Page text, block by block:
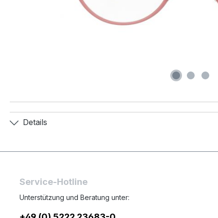
Details
Service-Hotline
Unterstützung und Beratung unter: